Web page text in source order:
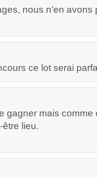
nous n’en
ce lot serai
gagner mais comme
être lieu.